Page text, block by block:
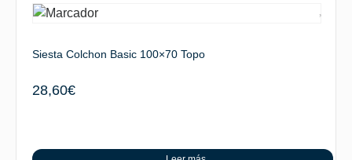
Siesta Colchon Basic 100×70 Topo
28,60€